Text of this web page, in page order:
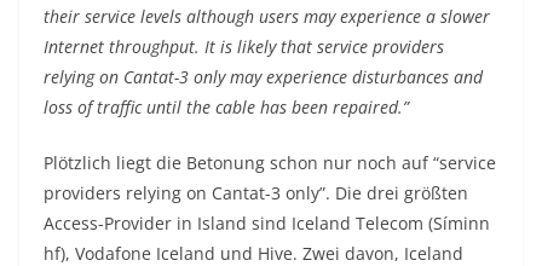
their service levels although users may experience a slower
Internet throughput. It is likely that service providers
relying on Cantat-3 only may experience disturbances and
loss of traffic until the cable has been repaired.”
Plötzlich liegt die Betonung schon nur noch auf “service
providers relying on Cantat-3 only”. Die drei größten
Access-Provider in Island sind Iceland Telecom (Síminn
hf), Vodafone Iceland und Hive. Zwei davon, Iceland